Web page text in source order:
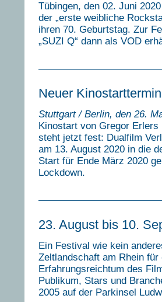
Tübingen, den 02. Juni
der „erste weibliche
ihren 70. Geburtstag. Zur
„SUZI Q“ dann als VOD
Neuer
Stuttgart / Berlin, den 26.
Kinostart von Gregor Erlers
steht jetzt fest: Dualfilm
am 13. August 2020 in die
Start für Ende März 2020
Lockdown.
23. August bis 10.
Ein Festival wie kein
Zeltlandschaft am Rhein
Erfahrungsreichtum des
Publikum, Stars und
2005 auf der Parkinsel